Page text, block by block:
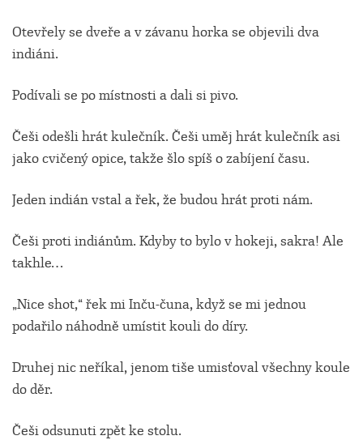
Otevřely se dveře a v závanu horka se objevili dva
indiáni.
Podívali se po místnosti a dali si pivo.
Češi odešli hrát kulečník. Češi uměj hrát kulečník asi
jako cvičený opice, takže šlo spíš o zabíjení času.
Jeden indián vstal a řek, že budou hrát proti nám.
Češi proti indiánům. Kdyby to bylo v hokeji, sakra! Ale
takhle…
„Nice shot,“ řek mi Inču-čuna, když se mi jednou
podařilo náhodně umístit kouli do díry.
Druhej nic neříkal, jenom tiše umisťoval všechny koule
do děr.
Češi odsunuti zpět ke stolu.